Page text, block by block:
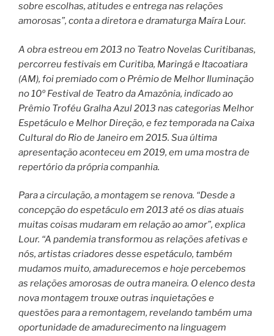
sobre escolhas, atitudes e entrega nas relações
amorosas”, conta a diretora e dramaturga Maíra Lour.
A obra estreou em 2013 no Teatro Novelas Curitibanas,
percorreu festivais em Curitiba, Maringá e Itacoatiara
(AM), foi premiado com o Prêmio de Melhor Iluminação
no 10º Festival de Teatro da Amazônia, indicado ao
Prêmio Troféu Gralha Azul 2013 nas categorias Melhor
Espetáculo e Melhor Direção, e fez temporada na Caixa
Cultural do Rio de Janeiro em 2015. Sua última
apresentação aconteceu em 2019, em uma mostra de
repertório da própria companhia.
Para a circulação, a montagem se renova. “Desde a
concepção do espetáculo em 2013 até os dias atuais
muitas coisas mudaram em relação ao amor”, explica
Lour. “A pandemia transformou as relações afetivas e
nós, artistas criadores desse espetáculo, também
mudamos muito, amadurecemos e hoje percebemos
as relações amorosas de outra maneira. O elenco desta
nova montagem trouxe outras inquietações e
questões para a remontagem, revelando também uma
oportunidade de amadurecimento na linguagem